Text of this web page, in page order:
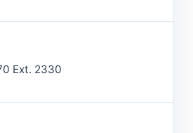
Ext. 2330